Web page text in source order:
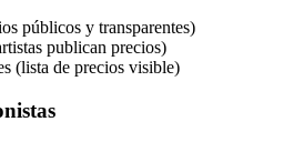
públicos y transparentes)
publican precios)
(lista de precios visible)